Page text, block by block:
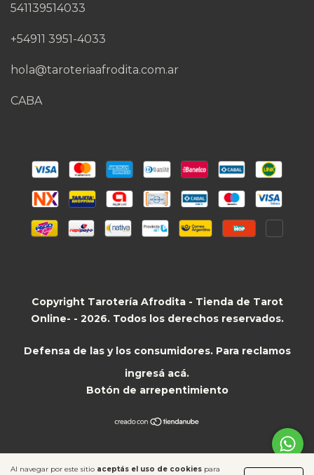
Al navegar por este sitio aceptás el uso de cookies para
541139514033
+54911 3951-4033
hola@taroteriaafrodita.com.ar
CABA
Copyright Tarotería Afrodita - Tienda de Tarot
Online- - 2026. Todos los derechos reservados.
Defensa de las y los consumidores. Para reclamos
ingresá acá.
Botón de arrepentimiento